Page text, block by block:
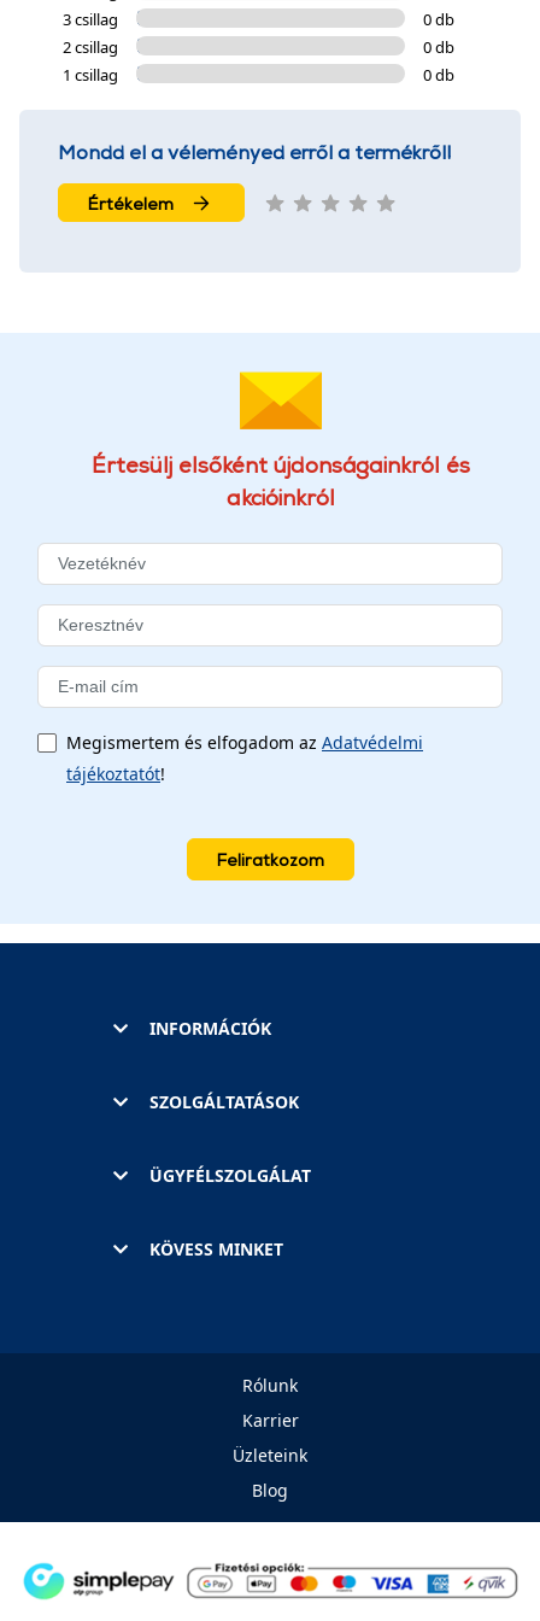
3 csillag
0 db
2 csillag
0 db
1 csillag
0 db
Mondd el a véleményed erről a termékről!
Értékelem
Értesülj elsőként újdonságainkról és
akcióinkról
Megismertem és elfogadom az Adatvédelmi
tájékoztatót!
Feliratkozom
INFORMÁCIÓK
SZOLGÁLTATÁSOK
ÜGYFÉLSZOLGÁLAT
KÖVESS MINKET
Rólunk
Karrier
Üzleteink
Blog